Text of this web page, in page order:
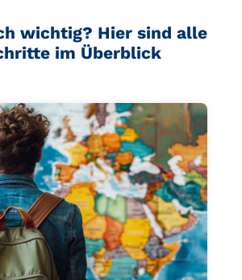
wichtig? Hier sind alle
im Überblick